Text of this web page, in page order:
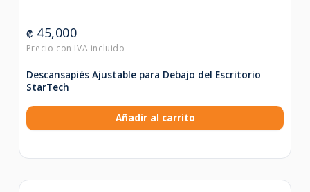
₡ 45,000
Descansapiés Ajustable para Debajo del Escritorio
StarTech
Añadir al carrito